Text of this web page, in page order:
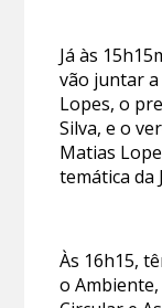
Já às
vão juntar
Lopes, o
Silva, e o
Matias
temática da
Às 16h15,
o